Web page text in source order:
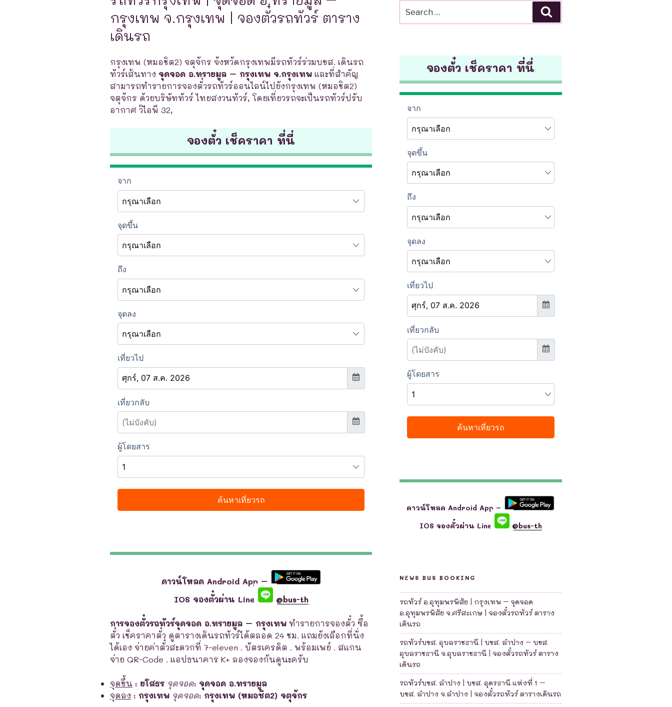
กรุงเทพ จ.กรุงเทพ | จองตั๋วรถทัวร์ ตาราง
เดินรถ
กรุงเทพ (หมอชิต2) จตุจักร จังหวัดกรุงเทพมีรถทัวร์ร่วมบขส. เดินรถ
ทัวร์เส้นทาง จุดจอด อ.ทรายมูล – กรุงเทพ จ.กรุงเทพ และที่สำคัญ
สามารถทำรายการจองตั๋วรถทัวร์ออนไลน์ไปยังกรุงเทพ (หมอชิต2)
จตุจักร ด้วยบริษัททัวร์ ไทยสงวนทัวร์, โดยเที่ยวรถจะเป็นรถทัวร์ปรับ
อากาศ วิไอพี 32,
จองตั๋ว เช็คราคา ที่นี่
ดาวน์โหลด Android App –
IOS จองตั๋วผ่าน Line
@bus-th
การจองตั๋วรถทัวร์จุดจอด อ.ทรายมูล – กรุงเทพ ทำรายการจองตั๋ว ซื้อ
ตั๋ว เช็คราคาตั๋ว ดูตารางเดินรถทัวร์ได้ตลอด 24 ชม. แถมยังเลือกที่นั่ง
ได้เอง จ่ายค่าตั๋วสะดวกที่ 7-eleven . บัตรเครดิต . พร้อมเพย์ . สแกน
จ่าย QR-Code . แอปธนาคาร K+ ลองจองกันดูนะครับ
จุดขึ้น : ยโสธร จุดจอด: จุดจอด อ.ทรายมูล
จุดลง : กรุงเทพ จุดจอด: กรุงเทพ (หมอชิต2) จตุจักร
for:
จองตั๋ว เช็คราคา ที่นี่
ดาวน์โหลด Android App –
IOS จองตั๋วผ่าน Line
@bus-th
NEWS BUS BOOKING
รถทัวร์ อ.อุทุมพรพิสัย | กรุงเทพ – จุดจอด
อ.อุทุมพรพิสัย จ.ศรีสะเกษ | จองตั๋วรถทัวร์ ตาราง
เดินรถ
รถทัวร์บขส. อุบลราชธานี | บขส. ลำปาง – บขส.
อุบลราชธานี จ.อุบลราชธานี | จองตั๋วรถทัวร์ ตาราง
เดินรถ
รถทัวร์บขส. ลำปาง | บขส. อุดรธานี แห่งที่ 1 –
บขส. ลำปาง จ.ลำปาง | จองตั๋วรถทัวร์ ตารางเดินรถ